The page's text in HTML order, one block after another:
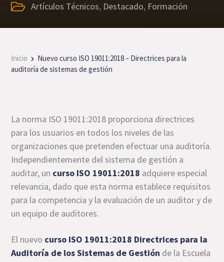
Artículos Técnicos, Destacado, Formación
Inicio
Nuevo curso ISO 19011:2018 – Directrices para la
auditoría de sistemas de gestión
La norma ISO 19011:2018 proporciona directrices
para los usuarios en todos los niveles de las
organizaciones que pretenden efectuar una auditoría.
Independientemente del sistema de gestión a
auditar, un curso ISO 19011:2018 adquiere especial
relevancia, dado que esta norma establece requisitos
para la competencia y la evaluación de un auditor y de
un equipo de auditores.
El nuevo curso ISO 19011:2018 Directrices para la
Auditoría de los Sistemas de Gestión de la Escuela